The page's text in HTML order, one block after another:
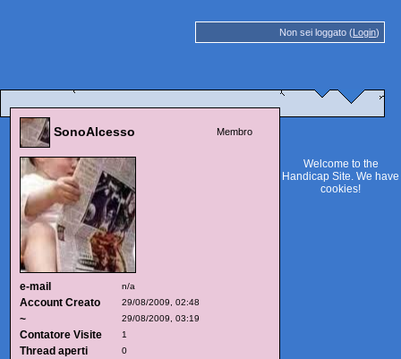
Non sei loggato (Login)
SonoAlcesso Membro
e-mail n/a
Account Creato 29/08/2009, 02:48
~ 29/08/2009, 03:19
Contatore Visite 1
Thread aperti 0
Welcome to the
Handicap Site. We have
cookies!